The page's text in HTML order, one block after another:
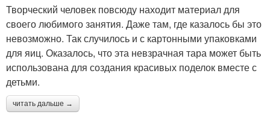
Творческий человек повсюду находит материал для
своего любимого занятия. Даже там, где казалось бы это
невозможно. Так случилось и с картонными упаковками
для яиц. Оказалось, что эта невзрачная тара может быть
использована для создания красивых поделок вместе с
детьми.
читать дальше →